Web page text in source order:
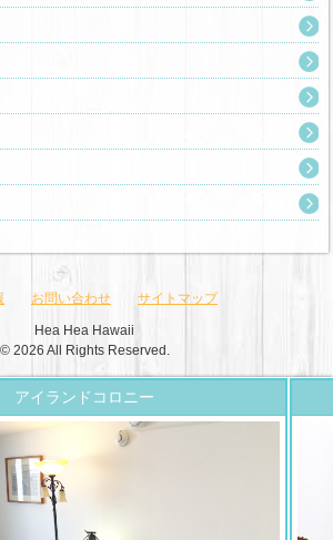
お問い合わせ サイトマップ
Hea Hea Hawaii
© 2026 All Rights Reserved.
アイランドコロニー